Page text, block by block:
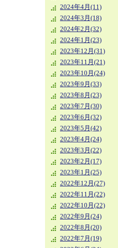
2024年4月(11)
2024年3月(18)
2024年2月(32)
2024年1月(23)
2023年12月(31)
2023年11月(21)
2023年10月(24)
2023年9月(33)
2023年8月(23)
2023年7月(30)
2023年6月(32)
2023年5月(42)
2023年4月(24)
2023年3月(22)
2023年2月(17)
2023年1月(25)
2022年12月(27)
2022年11月(22)
2022年10月(22)
2022年9月(24)
2022年8月(20)
2022年7月(19)